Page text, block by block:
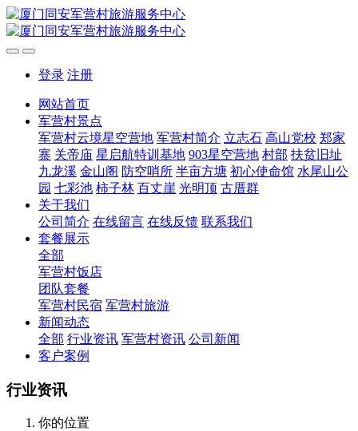
登录 注册
网站首页
军营村景点
军营村云境星空营地 军营村简介 立志石 高山党校 郑家
寨 关帝庙 星启航特训基地 903星空营地 村部 扶贫旧址
九龙溪 金山阁 防空哨所 半亩方塘 初心使命馆 水尾山公
园 七彩池 柿子林 百丈崖 光明顶 古厝群
关于我们
公司简介 在线留言 在线反馈 联系我们
套餐展示
全部
军营村饭店
团队套餐
军营村民宿 军营村旅游
新闻动态
全部 行业资讯 军营村资讯 公司新闻
客户案例
行业资讯
你的位置